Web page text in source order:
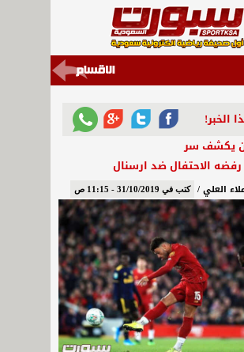
الخبر!
يكشف سر
رفضه الاحتفال ضد ارسنال
العلي / كتب في 31/10/2019 - 11:15 ص